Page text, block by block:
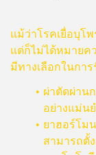
แม้ว่าโรคเยื่อบุโ
แต่ก็ไม่ได้หมายค
มีทางเลือกในกา
ผ่าตัดผ่านก
อย่างแม่น
ยาฮอร์โม
สามารถตั้